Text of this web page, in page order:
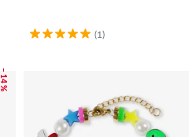
(1)
– 14 %